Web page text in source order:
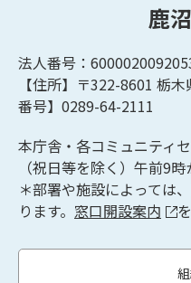
鹿
法人番号：
【住所】〒322-8601 栃木
番号】0289-64-2111
本庁舎・各コミュニティ
（祝日等を除く）午前9
＊部署や施設によっては
ります。 窓口開設案内